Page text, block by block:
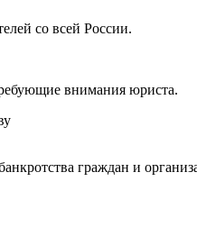
со всей России.
внимания юриста.
граждан и